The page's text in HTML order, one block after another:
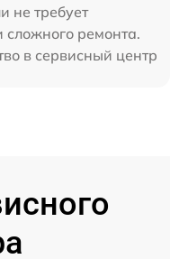
не требует
сложного ремонта.
в сервисный центр